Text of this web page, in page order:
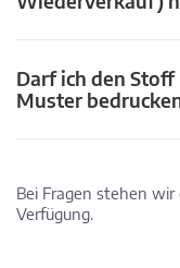
Darf ich den
Muster
Bei Fragen stehen
Verfügung.